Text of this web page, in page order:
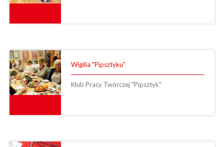
Wigilia "Pipsztyku"
Klub Pracy Twórczej "Pipsztyk"